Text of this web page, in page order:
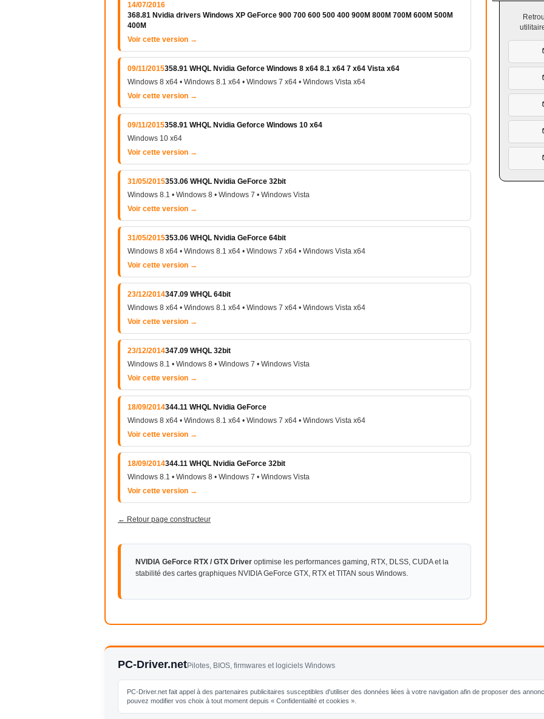
14/07/2016
368.81 Nvidia drivers Windows XP GeForce 900 700 600 500 400 900M 800M 700M 600M 500M
400M
Voir cette version →
09/11/2015358.91 WHQL Nvidia Geforce Windows 8 x64 8.1 x64 7 x64 Vista x64
Windows 8 x64 • Windows 8.1 x64 • Windows 7 x64 • Windows Vista x64
Voir cette version →
09/11/2015358.91 WHQL Nvidia Geforce Windows 10 x64
Windows 10 x64
Voir cette version →
31/05/2015353.06 WHQL Nvidia GeForce 32bit
Windows 8.1 • Windows 8 • Windows 7 • Windows Vista
Voir cette version →
31/05/2015353.06 WHQL Nvidia GeForce 64bit
Windows 8 x64 • Windows 8.1 x64 • Windows 7 x64 • Windows Vista x64
Voir cette version →
23/12/2014347.09 WHQL 64bit
Windows 8 x64 • Windows 8.1 x64 • Windows 7 x64 • Windows Vista x64
Voir cette version →
23/12/2014347.09 WHQL 32bit
Windows 8.1 • Windows 8 • Windows 7 • Windows Vista
Voir cette version →
18/09/2014344.11 WHQL Nvidia GeForce
Windows 8 x64 • Windows 8.1 x64 • Windows 7 x64 • Windows Vista x64
Voir cette version →
18/09/2014344.11 WHQL Nvidia GeForce 32bit
Windows 8.1 • Windows 8 • Windows 7 • Windows Vista
Voir cette version →
← Retour page constructeur
NVIDIA GeForce RTX / GTX Driver optimise les performances gaming, RTX, DLSS, CUDA et la
stabilité des cartes graphiques NVIDIA GeForce GTX, RTX et TITAN sous Windows.
PC-Driver.netPilotes, BIOS, firmwares et logiciels Windows
PC-Driver.net fait appel à des partenaires publicitaires susceptibles d'utiliser des données liées à votre navigation afin de proposer des
pouvez modifier vos choix à tout moment depuis « Confidentialité et cookies ».